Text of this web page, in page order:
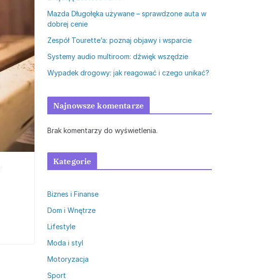
Mazda Długołęka używane – sprawdzone auta w
dobrej cenie
Zespół Tourette’a: poznaj objawy i wsparcie
Systemy audio multiroom: dźwięk wszędzie
Wypadek drogowy: jak reagować i czego unikać?
Najnowsze komentarze
Brak komentarzy do wyświetlenia.
Kategorie
Biznes i Finanse
Dom i Wnętrze
Lifestyle
Moda i styl
Motoryzacja
Sport